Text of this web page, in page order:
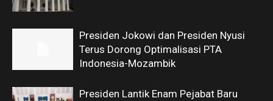
Presiden Jokowi dan Presiden Nyusi
Terus Dorong Optimalisasi PTA
Indonesia-Mozambik
Presiden Lantik Enam Pejabat Baru